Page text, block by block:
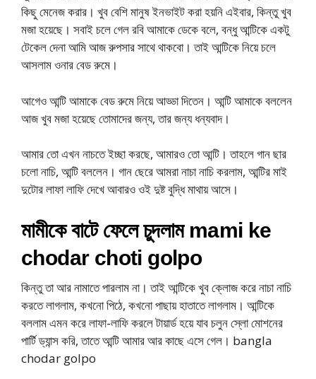
কিছু মেনেজ করার। খুব বেশি মানুষ ইনভাইট করা হয়নি এইবার, কিন্তু খুব
মজা হয়েছে। সবাই চলে গেল রবি আমাকে ডেকে বলে, বন্ধু আন্টিকে একটু
টেকেল দেনা আমি আজ রুপসার সাথে থাকবো। তাই আন্টিকে নিয়ে চলে
আসলাম ওনার বেড রুমে।
আগেও আন্টি আমাকে বেড রুমে নিয়ে আড্ডা দিতেন। আন্টি আমাকে বললেন
আজ খুব মজা হয়েছে তোমাদের জন্য, তার জন্য ধন্যবাদ।
আমার তো এখন নাচতে ইচ্ছা করছে, আমারও তো আন্টি। তাহলে গান ছার
চলো নাচি, আন্টি বললেন। গান ছেরে আমরা নাচা নাচি করলাম, আন্টির মাই
দুটোর লাফা লাফি দেখে আবারও ওই দুষ্ট বুদ্ধি মাথায় আসে।
মামীকে বাটে ফেলে চুদলাম mami ke
chodar choti golpo
কিন্তু তা আর নামাতে পারলাম না। তাই আন্টিকে খুব ক্লোজ করে নাচা নাচি
করতে লাগলাম, কখনো পিঠে, কখনো পাছায় হাতাতে লাগলাম। আন্টিকে
বললাম এমন করে লাফা-লাফি করলে টায়ার্ড হয়ে যাব চলুন স্লো মোশনের
পার্টি ড্যান্স করি, তাতে আন্টি আমার আর কাছে এসে গেল। bangla
chodar golpo